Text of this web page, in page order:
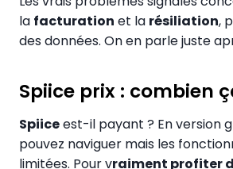
la facturation et la résiliation,
des données. On en parle juste
Spiice prix : combien
Spiiceest-il payant ? En version
pouvez naviguer mais les
limitées. Pour vraiment profiter